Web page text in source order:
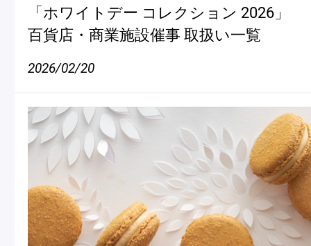
「ホワイトデー コレクション 2026」
百貨店・商業施設催事 取扱い一覧
2026/02/20